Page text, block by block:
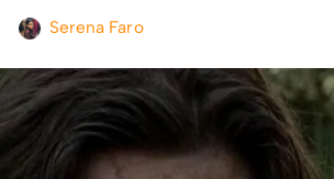
Serena Faro